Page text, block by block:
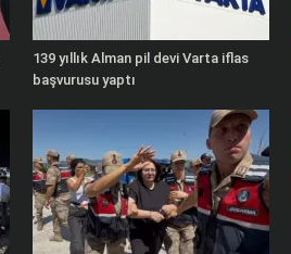
139 yıllık Alman pil devi Varta iflas
başvurusu yaptı